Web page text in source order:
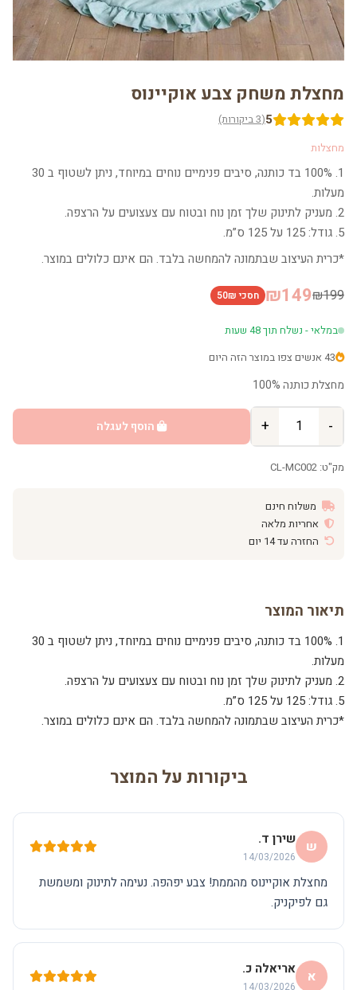
מחצלת משחק צבע אוקיינוס
5(3 ביקורות)
מחצלות
1. 100% בד כותנה, סיבים פנימיים נוחים במיוחד, ניתן לשטוף ב 30
מעלות.
2. מעניק לתינוק שלך זמן נוח ובטוח עם צעצועים על הרצפה.
5. גודל: 125 על 125 ס”מ.
*כרית העיצוב שבתמונה להמחשה בלבד. הם אינם כלולים במוצר.
₪199
₪149 חסכי 50₪
במלאי - נשלח תוך 48 שעות
43 אנשים צפו במוצר הזה היום
מחצלת כותנה 100%
-
+ הוסף לעגלה
מק"ט: CL-MC002
משלוח חינם
אחריות מלאה
החזרה עד 14 יום
תיאור המוצר
1. 100% בד כותנה, סיבים פנימיים נוחים במיוחד, ניתן לשטוף ב 30
מעלות.
2. מעניק לתינוק שלך זמן נוח ובטוח עם צעצועים על הרצפה.
5. גודל: 125 על 125 ס”מ.
*כרית העיצוב שבתמונה להמחשה בלבד. הם אינם כלולים במוצר.
ביקורות על המוצר
ש שירן ד.
14/03/2026
מחצלת אוקיינוס מהממת! צבע יפהפה. נעימה לתינוק ומשמשת
גם לפיקניק.
א אריאלה כ.
14/03/2026